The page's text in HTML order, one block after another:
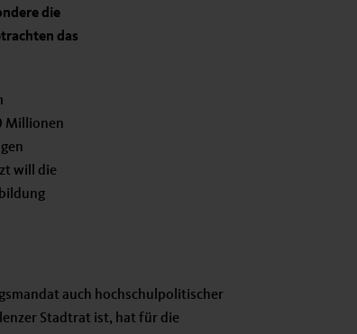
die
das
Millionen
will die
auch hochschulpolitischer
Stadtrat ist, hat für die